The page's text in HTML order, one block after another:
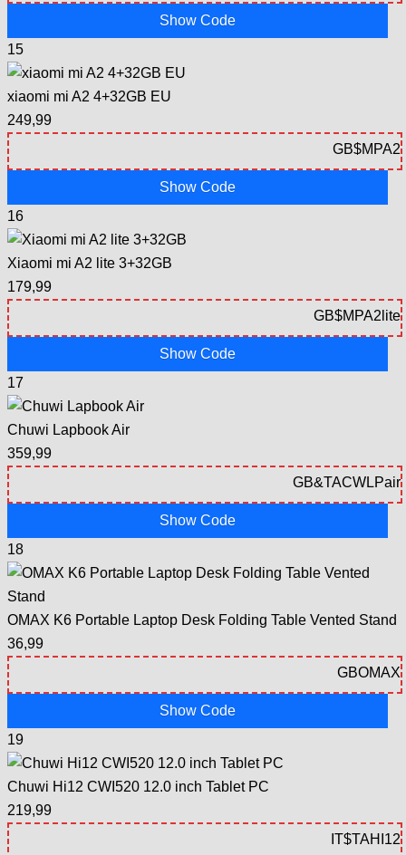
Show Code
15
xiaomi mi A2 4+32GB EU
249,99
Show Code
16
Xiaomi mi A2 lite 3+32GB
179,99
Show Code
17
Chuwi Lapbook Air
359,99
Show Code
18
OMAX K6 Portable Laptop Desk Folding Table Vented Stand
36,99
Show Code
19
Chuwi Hi12 CWI520 12.0 inch Tablet PC
219,99